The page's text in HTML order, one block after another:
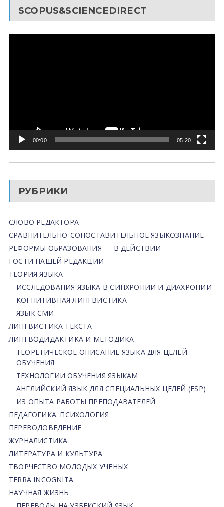
SCOPUS&SCIENCEDIRECT
00:00 05:20
РУБРИКИ
СЛОВО РЕДАКТОРА
СРАВНИТЕЛЬНО-СОПОСТАВИТЕЛЬНОЕ ЯЗЫКОЗНАНИЕ
РЕФОРМЫ ОБРАЗОВАНИЯ — В ДЕЙСТВИИ
ГОСТИ НАШЕЙ РЕДАКЦИИ
ТЕОРИЯ ЯЗЫКА
ИССЛЕДОВАНИЯ ЯЗЫКА В СИНХРОНИИ И ДИАХРОНИИ
КОГНИТИВНАЯ ЛИНГВИСТИКА
ЯЗЫК СМИ
ЛИНГВИСТИКА ТЕКСТА
ЛИНГВОДИДАКТИКА И МЕТОДИКА
ТЕОРЕТИЧЕСКОЕ ОПИСАНИЕ ЯЗЫКА ДЛЯ ЦЕЛЕЙ
ОБУЧЕНИЯ
ТЕХНОЛОГИИ ОБУЧЕНИЯ ЯЗЫКАМ
АНГЛИЙСКИЙ ЯЗЫК ДЛЯ СПЕЦИАЛЬНЫХ ЦЕЛЕЙ (ESP)
ИЗ ОПЫТА РАБОТЫ ПРЕПОДАВАТЕЛЕЙ
ПЕДАГОГИКА. ПСИХОЛОГИЯ
ПЕРЕВОДОВЕДЕНИЕ
ЖУРНАЛИСТИКА
ЛИТЕРАТУРА И КУЛЬТУРА
ТВОРЧЕСТВО МОЛОДЫХ УЧЕНЫХ
TERRA INCOGNITA
НАУЧНАЯ ЖИЗНЬ